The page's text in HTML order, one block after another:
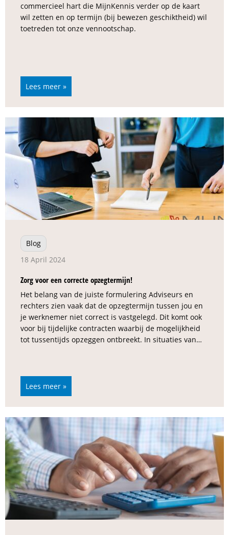
commercieel hart die MijnKennis verder op de kaart
wil zetten en op termijn (bij bewezen geschiktheid) wil
toetreden tot onze vennootschap.
Lees meer »
Blog
18 April 2024
Zorg voor een correcte opzegtermijn!
Het belang van de juiste formulering Adviseurs en
rechters zien vaak dat de opzegtermijn tussen jou en
je werknemer niet correct is vastgelegd. Dit komt ook
voor bij tijdelijke contracten waarbij de mogelijkheid
tot tussentijds opzeggen ontbreekt. In situaties van…
Lees meer »